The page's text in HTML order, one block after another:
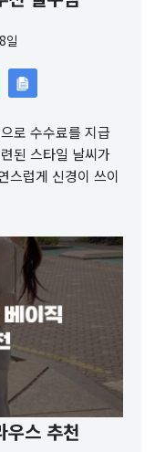
일
로 수수료를 지급
된 스타일 날씨가
스럽게 신경이 쓰이
우스 추천